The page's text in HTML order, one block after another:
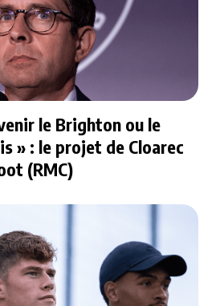
le Brighton ou le
» : le projet de Cloarec
(RMC)